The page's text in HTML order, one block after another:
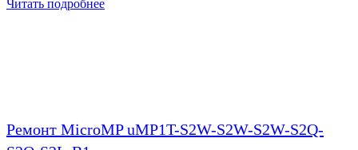
Читать подробнее
Ремонт MicroMP uMP1T-S2W-S2W-S2W-S2Q-